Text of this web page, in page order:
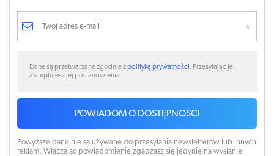
Dane są przetwarzane zgodnie zpolityką prywatności. Przesyłając je,
akceptujesz jej postanowienia.
POWIADOM O DOSTĘPNOŚCI
Powyższe dane nie są używane do przesyłania newsletterów lub innych
reklam. Włączając powiadomienie zgadzasz się jedynie na wysłanie